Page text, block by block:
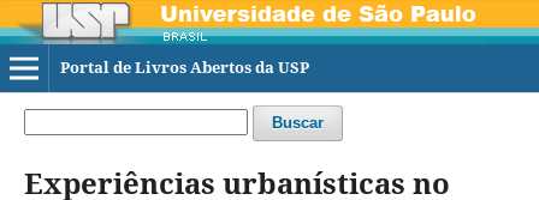
Portal de Livros Abertos da USP
Buscar
Experiências urbanísticas no